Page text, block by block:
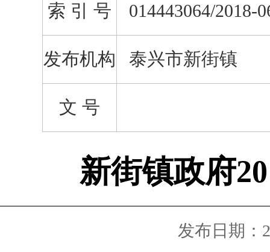
索 引 号 014443064/2018-
发布机构 泰兴市新街镇
文 号
新街镇政府
发布日期：